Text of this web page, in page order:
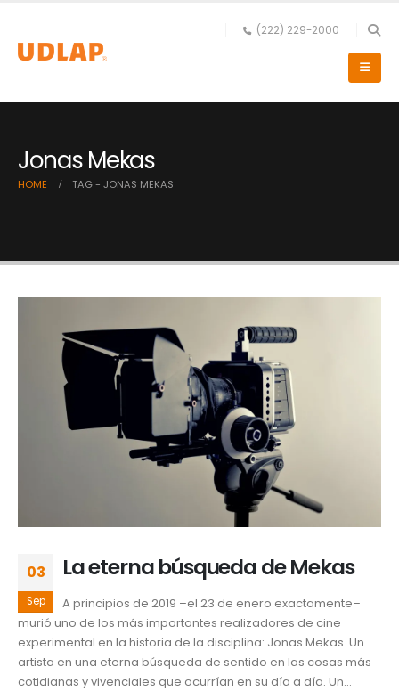
(222) 229-2000
Jonas Mekas
HOME TAG - JONAS MEKAS
03
Sep
La eterna búsqueda de Mekas
A principios de 2019 –el 23 de enero exactamente–
murió uno de los más importantes realizadores de cine
experimental en la historia de la disciplina: Jonas Mekas. Un
artista en una eterna búsqueda de sentido en las cosas más
cotidianas y vivenciales que ocurrían en su día a día. Un...